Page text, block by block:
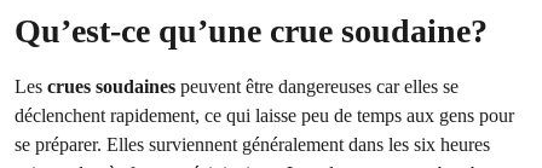
Qu’est-ce qu’une crue soudaine?
Les crues soudaines peuvent être dangereuses car elles se
déclenchent rapidement, ce qui laisse peu de temps aux gens pour
se préparer. Elles surviennent généralement dans les six heures